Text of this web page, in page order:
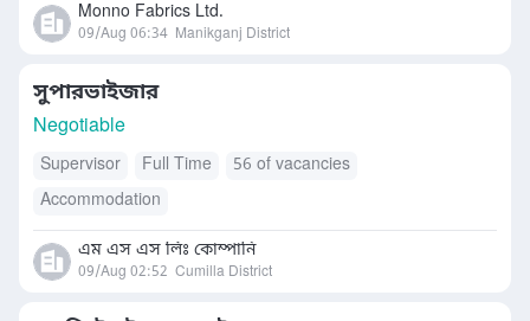
Monno Fabrics Ltd.
09/Aug 06:34 Manikganj District
সুপারভাইজার
Negotiable
Supervisor Full Time
56 of vacancies
Accommodation
এম এস এস লিঃ কোম্পানি
09/Aug 02:52 Cumilla District